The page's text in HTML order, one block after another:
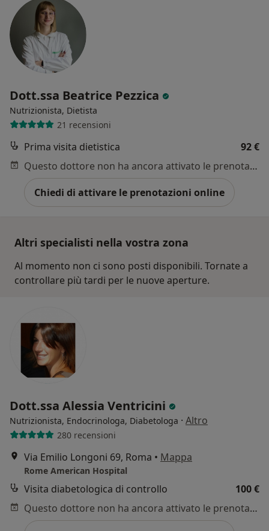
Dott.ssa Beatrice Pezzica
Nutrizionista, Dietista
21 recensioni
Prima visita dietistica
92 €
Questo dottore non ha ancora attivato le prenotazioni online presso questo indirizzo.
Chiedi di attivare le prenotazioni online
Altri specialisti nella vostra zona
Al momento non ci sono posti disponibili. Tornate a
controllare più tardi per le nuove aperture.
Dott.ssa Alessia Ventricini
Nutrizionista, Endocrinologa, Diabetologa · Altro
280 recensioni
Via Emilio Longoni 69, Roma • Mappa
Rome American Hospital
Visita diabetologica di controllo
100 €
Questo dottore non ha ancora attivato le prenotazioni online presso questo indirizzo.